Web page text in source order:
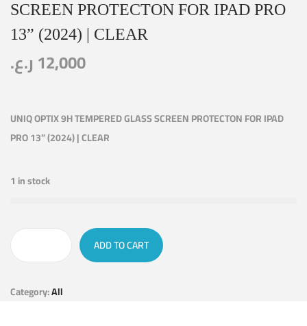
SCREEN PROTECTON FOR IPAD PRO
13” (2024) | CLEAR
12,000 ر.ع.
UNIQ OPTIX 9H TEMPERED GLASS SCREEN PROTECTON FOR IPAD
PRO 13” (2024) | CLEAR
1 in stock
ADD TO CART
Category:All